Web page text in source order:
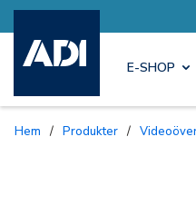
E-SHOP
Hem / Produkter /